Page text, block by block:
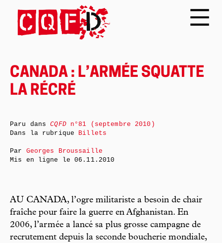
CANADA : L’ARMÉE SQUATTE
LA RÉCRÉ
AU CANADA, l’ogre militariste a besoin de chair
fraîche pour faire la guerre en Afghanistan. En
2006, l’armée a lancé sa plus grosse campagne de
recrutement depuis la seconde boucherie mondiale,
Paru dansCQFDn°81 (septembre 2010)
Dans la rubrique Billets
Par Georges Broussaille
Mis en ligne le06.11.2010